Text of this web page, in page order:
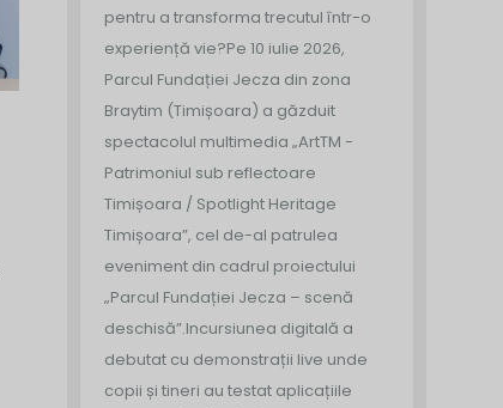
pentru a transforma trecutul într-o
experiență vie?Pe 10 iulie 2026,
Parcul Fundației Jecza din zona
Braytim (Timișoara) a găzduit
spectacolul multimedia „ArtTM -
Patrimoniul sub reflectoare
Timișoara / Spotlight Heritage
Timișoara”, cel de-al patrulea
eveniment din cadrul proiectului
„Parcul Fundației Jecza – scenă
deschisă”.Incursiunea digitală a
debutat cu demonstrații live unde
copii și tineri au testat aplicațiile